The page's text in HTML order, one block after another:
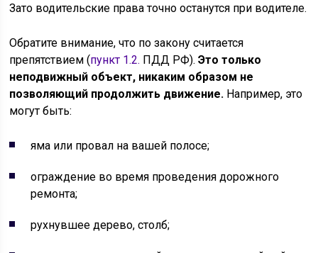
Зато водительские права точно останутся при водителе.
Обратите внимание, что по закону считается
препятствием (пункт 1.2. ПДД РФ).Это только
неподвижный объект, никаким образом не
позволяющий продолжить движение. Например, это
могут быть:
яма или провал на вашей полосе;
ограждение во время проведения дорожного
ремонта;
рухнувшее дерево, столб;